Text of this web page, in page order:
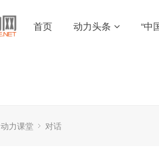
首页 动力头条 “中
动力课堂 对话